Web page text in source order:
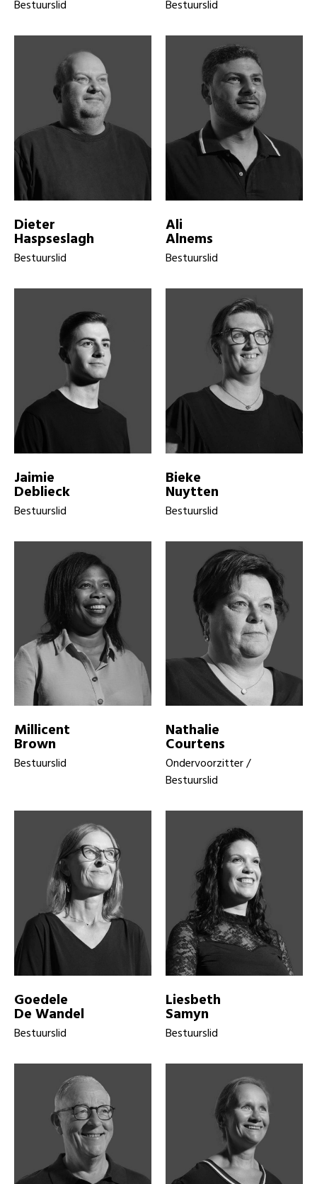
Bestuurslid Bestuurslid
Dieter
Haspseslagh
Bestuurslid
Ali
Alnems
Bestuurslid
Jaimie
Deblieck
Bestuurslid
Bieke
Nuytten
Bestuurslid
Millicent
Brown
Bestuurslid
Nathalie
Courtens
Ondervoorzitter /
Bestuurslid
Goedele
De Wandel
Bestuurslid
Liesbeth
Samyn
Bestuurslid